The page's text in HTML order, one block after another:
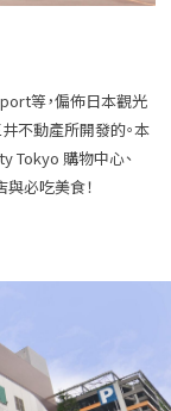
等，偏佈日本觀光
不動產所開發的。本
Tokyo 購物中心、
必吃美食！